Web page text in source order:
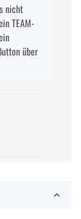
nicht
TEAM-
über